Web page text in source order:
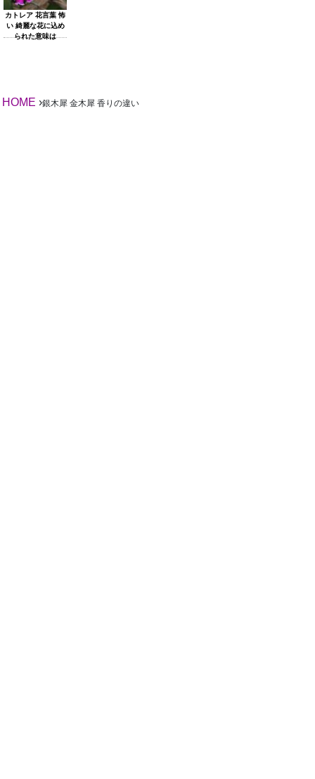
カトレア 花言葉 怖
い 綺麗な花に込め
られた意味は
HOME ›銀木犀 金木犀 香りの違い